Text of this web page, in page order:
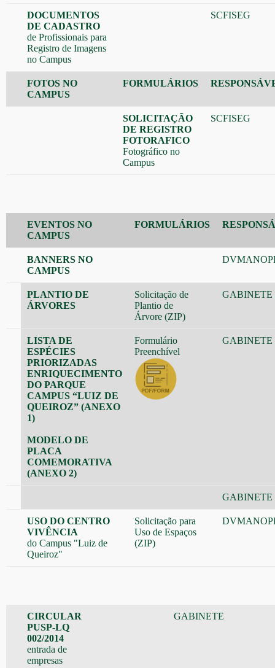
DOCUMENTOS
DE CADASTRO
de Profissionais para
Registro de Imagens
no Campus
SCFISEG
FOTOS NO
CAMPUS
FORMULÁRIOS
SOLICITAÇÃO
DE REGISTRO
FOTORAFICO
Fotográfico no
Campus
SCFISEG
EVENTOS NO
CAMPUS
FORMULÁRIOS
BANNERS NO
CAMPUS
PLANTIO DE
ÁRVORES
Solicitação de
Plantio de
Árvore (ZIP)
GABINETE
LISTA DE
ESPÉCIES
PRIORIZADAS
ENRIQUECIMENTO
DO PARQUE
CAMPUS “LUIZ DE
QUEIROZ” (ANEXO
1)
MODELO DE
PLACA
COMEMORATIVA
(ANEXO 2)
Formulário
Preenchível
GABINETE
GABINETE
USO DO CENTRO
VIVÊNCIA
do Campus "Luiz de
Queiroz"
Solicitação para
Uso de Espaços
(ZIP)
CIRCULAR
PUSP-LQ
002/2014
entrada de
empresas
GABINETE